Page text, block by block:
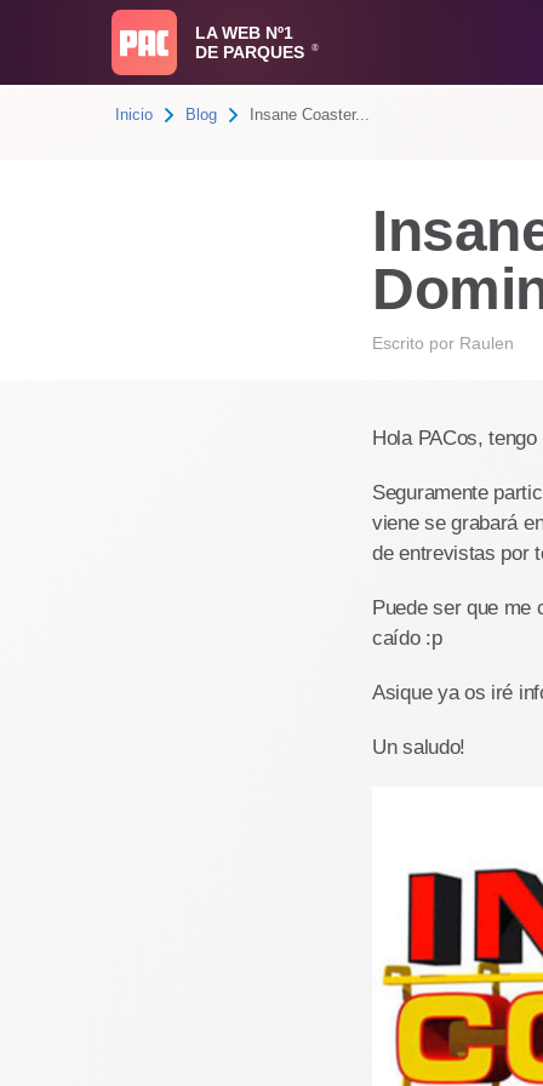
LA WEB Nº1
DE PARQUES
®
Inicio Blog Insane Coaster...
Escrito por Raulen
Hola PACos,
Seguramente
viene se grabará
de entrevistas por
Puede ser que me
caído :p
Asique ya os iré
Un saludo!